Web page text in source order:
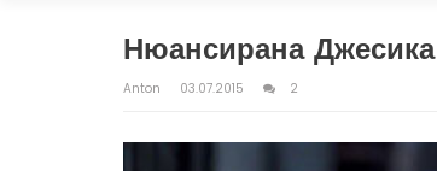
Нюансирана
Anton 03.07.2015 2